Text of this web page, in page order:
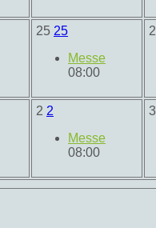
25 25
Messe
08:00
2 2
Messe
08:00